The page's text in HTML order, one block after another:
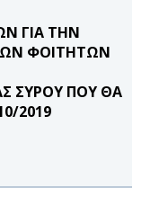
ΓΙΑ ΤΗΝ
ΦΟΙΤΗΤΩΝ
ΣΥΡΟΥ ΠΟΥ ΘΑ
2019